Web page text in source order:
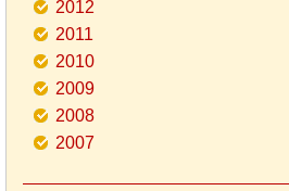
2012
2011
2010
2009
2008
2007